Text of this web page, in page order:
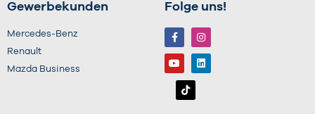
Gewerbekunden
Mercedes-Benz
Renault
Mazda Business
Folge uns!